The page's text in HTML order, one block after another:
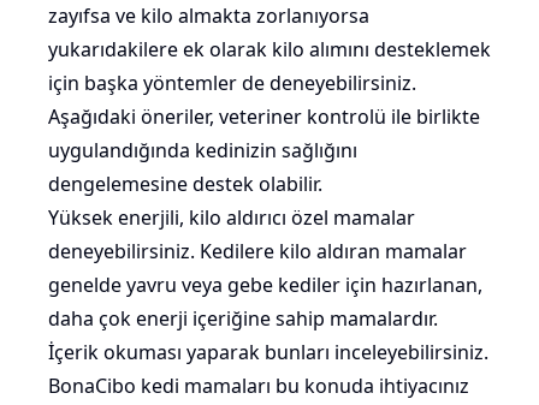
zayıfsa ve kilo almakta zorlanıyorsa
yukarıdakilere ek olarak kilo alımını desteklemek
için başka yöntemler de deneyebilirsiniz.
Aşağıdaki öneriler, veteriner kontrolü ile birlikte
uygulandığında kedinizin sağlığını
dengelemesine destek olabilir.
Yüksek enerjili, kilo aldırıcı özel mamalar
deneyebilirsiniz. Kedilere kilo aldıran mamalar
genelde yavru veya gebe kediler için hazırlanan,
daha çok enerji içeriğine sahip mamalardır.
İçerik okuması yaparak bunları inceleyebilirsiniz.
BonaCibo kedi mamaları bu konuda ihtiyacınız